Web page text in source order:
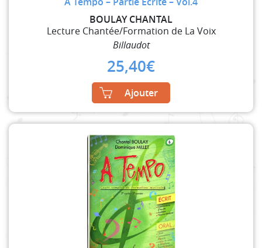
BOULAY CHANTAL
Lecture Chantée/Formation de La Voix
Billaudot
25,40€
Ajouter